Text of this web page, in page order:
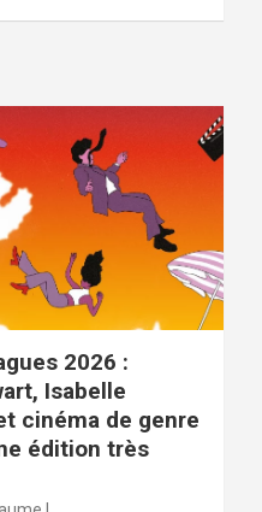
2026 :
Isabelle
cinéma de genre
édition très